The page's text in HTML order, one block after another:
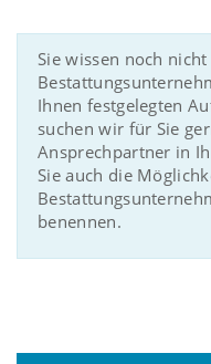
Sie wissen noch
Ihnen festgelegten
suchen wir für Sie
Ansprechpartner in
Sie auch die
benennen.